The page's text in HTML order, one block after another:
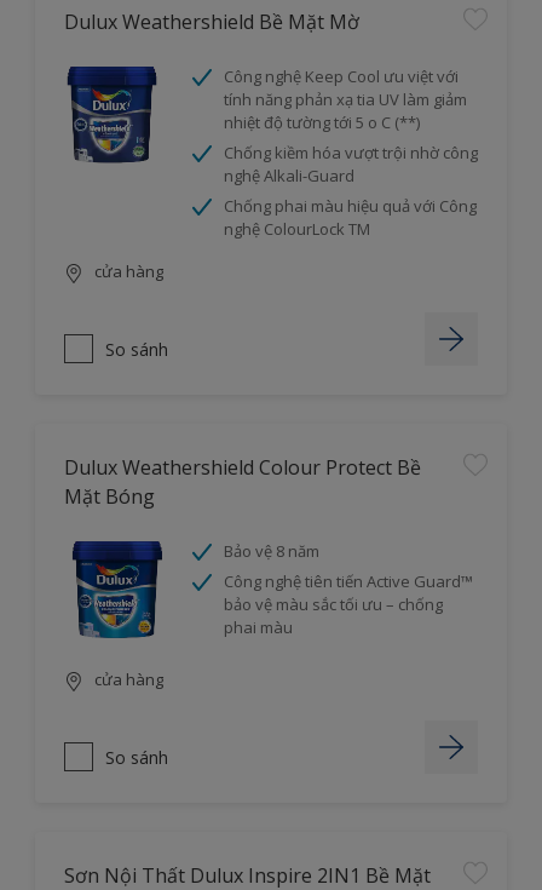
Dulux Weathershield Bề Mặt Mờ
Công nghệ Keep Cool ưu việt với
tính năng phản xạ tia UV làm giảm
nhiệt độ tường tới 5 o C (**)
Chống kiềm hóa vượt trội nhờ công
nghệ Alkali-Guard
Chống phai màu hiệu quả với Công
nghệ ColourLock TM
cửa hàng
So sánh
Dulux Weathershield Colour Protect Bề
Mặt Bóng
Bảo vệ 8 năm
Công nghệ tiên tiến Active Guard™
bảo vệ màu sắc tối ưu – chống
phai màu
cửa hàng
So sánh
Sơn Nội Thất Dulux Inspire 2IN1 Bề Mặt